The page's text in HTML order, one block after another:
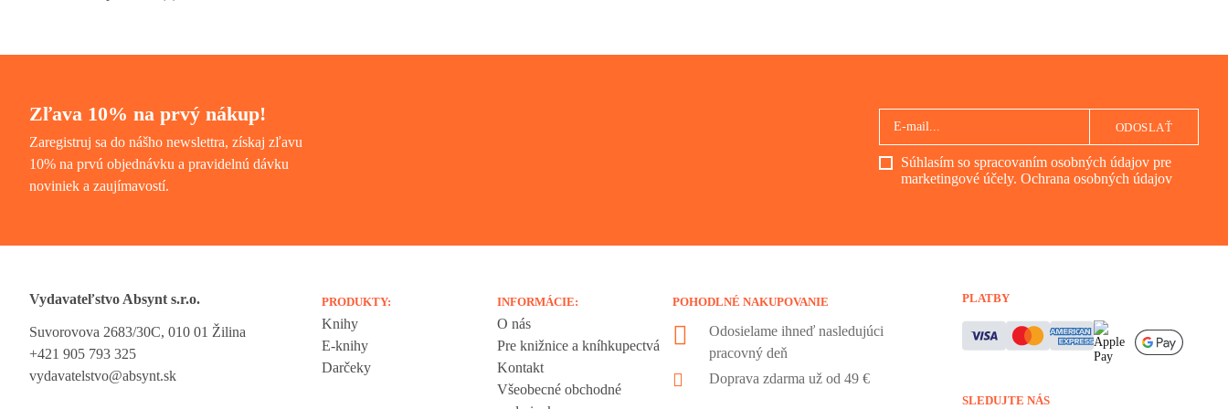
Zľava 10% na prvý nákup!
Zaregistruj sa do nášho newslettra, získaj zľavu
10% na prvú objednávku a pravidelnú dávku
noviniek a zaujímavostí.
Súhlasím so spracovaním osobných údajov pre
marketingové účely. Ochrana osobných údajov
ODOSLAŤ
Vydavateľstvo Absynt s.r.o.
Suvorovova 2683/30C, 010 01 Žilina
+421 905 793 325
vydavatelstvo@absynt.sk
PRODUKTY:
Knihy
E-knihy
Darčeky
INFORMÁCIE:
O nás
Pre knižnice a kníhkupectvá
Kontakt
Všeobecné obchodné
POHODLNÉ NAKUPOVANIE
Odosielame ihneď nasledujúci
pracovný deň
Doprava zdarma už od 49 €
PLATBY
SLEDUJTE NÁS
Vážime si vaše súkromie
Táto stránka používa cookies, aby vám ponúkla skvelý zážitok z prehliadania.